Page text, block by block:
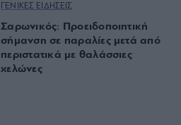
ΓΕΝΙΚΕΣ ΕΙΔΗΣΕΙΣ
Σαρωνικός: Προειδοποιητική
σήμανση σε παραλίες μετά από
περιστατικά με θαλάσσιες
χελώνες